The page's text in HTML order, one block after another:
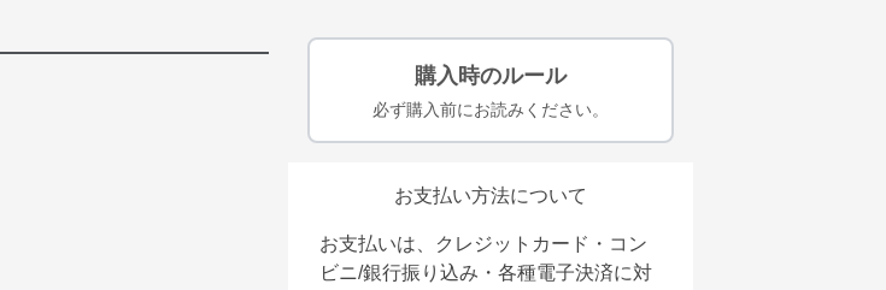
購入時のルール
必ず購入前にお読みください。
お支払い方法について
お支払いは、クレジットカード・コン
ビニ/銀行振り込み・各種電子決済に対